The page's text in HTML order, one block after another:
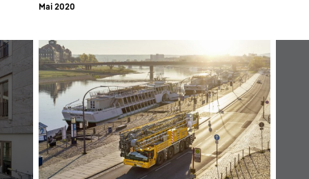
Mai 2020